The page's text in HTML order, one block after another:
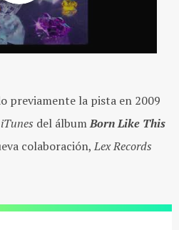
previamente la pista en 2009
iTunes del álbumBorn Like This
colaboración, Lex Records